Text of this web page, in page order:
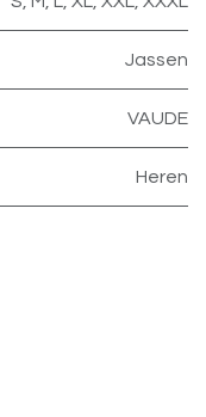
Jassen
VAUDE
Heren